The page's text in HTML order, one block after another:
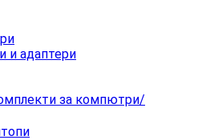
и адаптери
за компютри/